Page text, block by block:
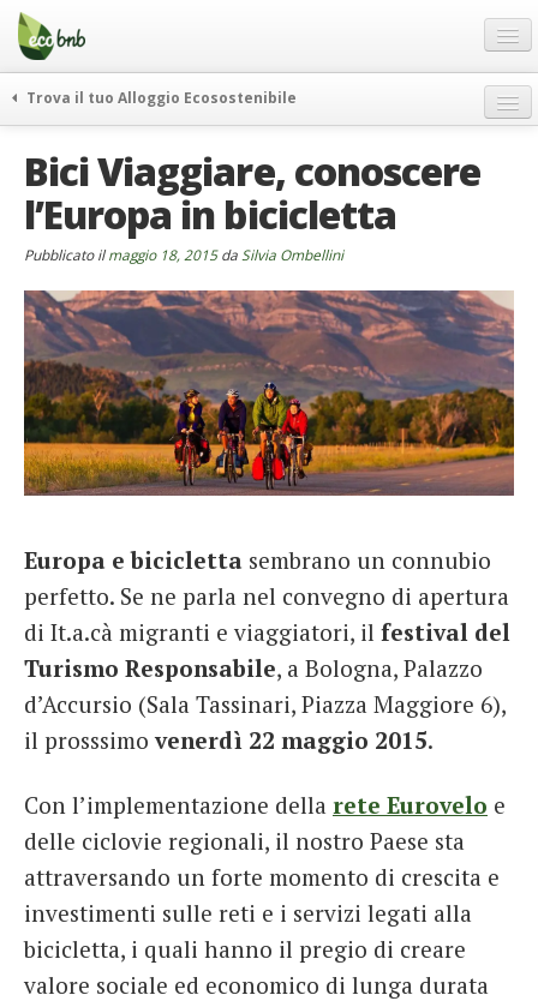
Menu
Salta
contenuto
Offerte Speciali
Regali
FAQ
Chi Siamo
Partner
Contatti
Italiano
German
English
French
Italiano
Trova il tuo Alloggio Ecosostenibile
itinerari
curiosità
vivere e viaggiare verde
ecohotel
rassegna stampa
Bici Viaggiare, conoscere
l’Europa in bicicletta
Pubblicato ilmaggio 18, 2015da Silvia Ombellini
Europa e bicicletta sembrano un connubio
perfetto. Se ne parla nel convegno di apertura
di It.a.cà migranti e viaggiatori, il festival del
Turismo Responsabile, a Bologna, Palazzo
d’Accursio (Sala Tassinari, Piazza Maggiore 6),
il prosssimovenerdì 22 maggio 2015.
Con l’implementazione della rete Eurovelo e
delle ciclovie regionali, il nostro Paese sta
attraversando un forte momento di crescita e
investimenti sulle reti e i servizi legati alla
bicicletta, i quali hanno il pregio di creare
valore sociale ed economico di lunga durata